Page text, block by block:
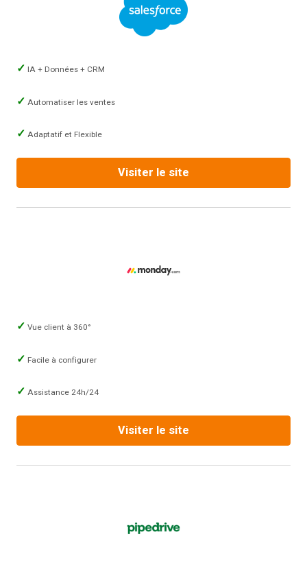
IA + Données + CRM
Automatiser les ventes
Adaptatif et Flexible
Visiter le site
Vue client à 360°
Facile à configurer
Assistance 24h/24
Visiter le site